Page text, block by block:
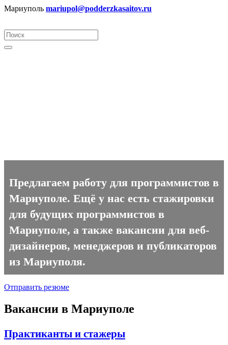
Мариуполь mariupol@podderzkasaitov.ru
Предлагаем работу для программистов в
Мариуполе. Ещё у нас есть стажировки
для будущих программистов в
Мариуполе, а также вакансии для веб-
дизайнеров, менеджеров и публикаторов
из Мариуполя.
Отправить резюме
Вакансии в Мариуполе
Практиканты и стажеры